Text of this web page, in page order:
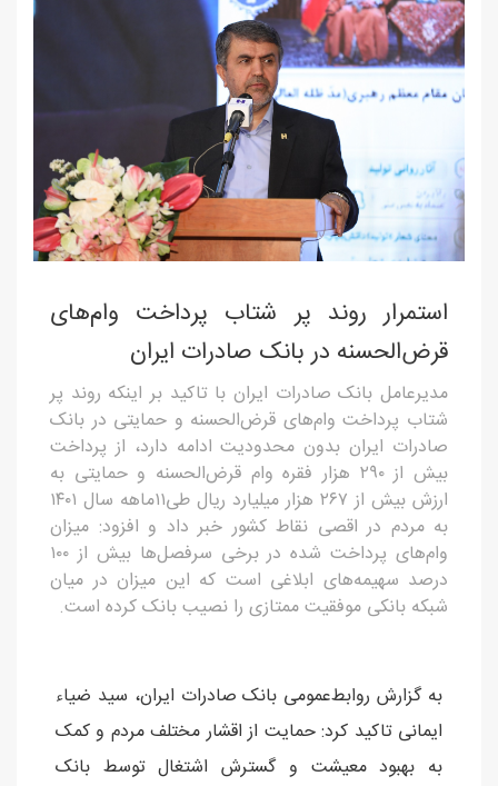
استمرار روند پر شتاب پرداخت وام‌های
قرض‌الحسنه در بانک صادرات ایران
مدیرعامل بانک صادرات ایران با تاکید بر اینکه روند پر
شتاب پرداخت وام‌های قرض‌الحسنه و حمایتی در بانک
صادرات ایران بدون محدودیت ادامه دارد، از پرداخت
بیش از ٢٩٠ هزار فقره وام قرض‌الحسنه و حمایتی به
ارزش بیش از ٢٦٧ هزار میلیارد ریال طی١١ماهه سال ١٤٠١
به مردم در اقصی نقاط کشور خبر داد و افزود: میزان
وام‌های پرداخت شده در برخی سرفصل‌ها بیش از ١٠٠
درصد سهیمه‌های ابلاغی است که این میزان در میان
شبکه بانکی موفقیت ممتازی را نصیب بانک کرده است.
به گزارش روابط‌عمومی بانک صادرات ایران، سید ضیاء
ایمانی تاکید کرد: حمایت از اقشار مختلف مردم و کمک
به بهبود معیشت و گسترش اشتغال توسط بانک